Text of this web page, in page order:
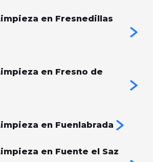
en Fresnedillas
en Fresno de
en Fuenlabrada
en Fuente el Saz